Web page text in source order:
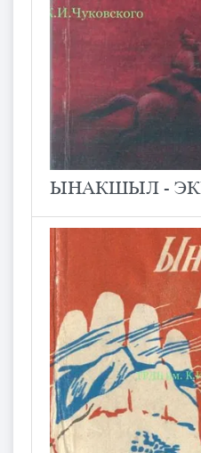
ЫНАКШЫЛ -